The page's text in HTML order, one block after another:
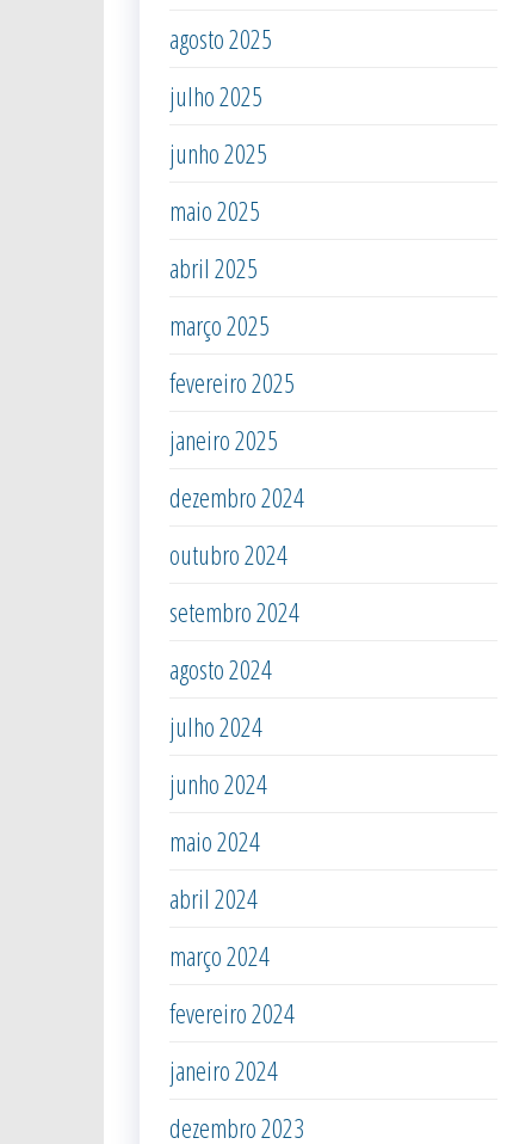
agosto 2025
julho 2025
junho 2025
maio 2025
abril 2025
março 2025
fevereiro 2025
janeiro 2025
dezembro 2024
outubro 2024
setembro 2024
agosto 2024
julho 2024
junho 2024
maio 2024
abril 2024
março 2024
fevereiro 2024
janeiro 2024
dezembro 2023